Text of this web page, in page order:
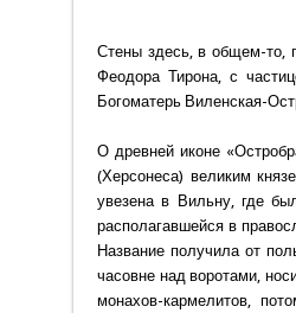
Стены здесь, в общем-то,
Феодора Тирона, с
Богоматерь Виленская-
О древней иконе
(Херсонеса) великим
увезена в Вильну, где
располагавшейся в
Название получила от
часовне над воротами,
монахов-кармелитов,